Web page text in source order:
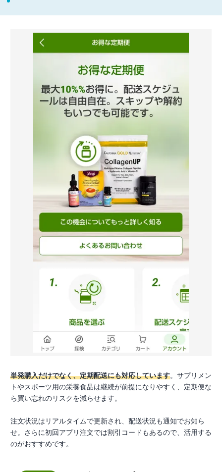
単発購入だけでなく、定期配送にも対応しています。サプリメン
トやスポーツ用の栄養食品は継続が前提になりやすく、定期便な
ら買い忘れのリスクを減らせます。
注文状況はリアルタイムで更新され、配送状況も通知でお知ら
せ。さらに初回アプリ注文では割引コードもあるので、活用する
のがおすすめです。